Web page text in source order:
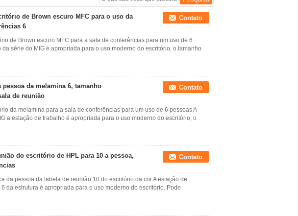
de Brown escuro MFC para o uso da
6
Contato
de Brown escuro MFC para a sala de conferências para um uso de 6
série do MIG é apropriada para o uso moderno do escritório, o tamanho
pessoa da melamina 6, tamanho
de reunião
Contato
da melamina para a sala de conferências para um uso de 6 pessoas A
a estação de trabalho é apropriada para o uso moderno do escritório, o
do escritório de HPL para 10 a pessoa,
Contato
da pessoa da tabela de reunião 10 do escritório da cor A estação de
da estrutura é apropriada para o uso moderno do escritório. Pode